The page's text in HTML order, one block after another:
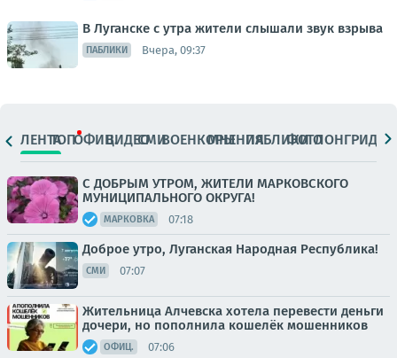
В Луганске с утра жители слышали звук взрыва
ПАБЛИКИ Вчера, 09:37
ЛЕНТАТОПОФИЦ.ВИДЕОСМИВОЕНКОРЫМНЕНИЯПАБЛИКИ
ФОТОЛОНГРИДЫ
С ДОБРЫМ УТРОМ, ЖИТЕЛИ МАРКОВСКОГО
МУНИЦИПАЛЬНОГО ОКРУГА!
МАРКОВКА 07:18
Доброе утро, Луганская Народная Республика!
СМИ 07:07
Жительница Алчевска хотела перевести деньги
дочери, но пополнила кошелёк мошенников
ОФИЦ. 07:06